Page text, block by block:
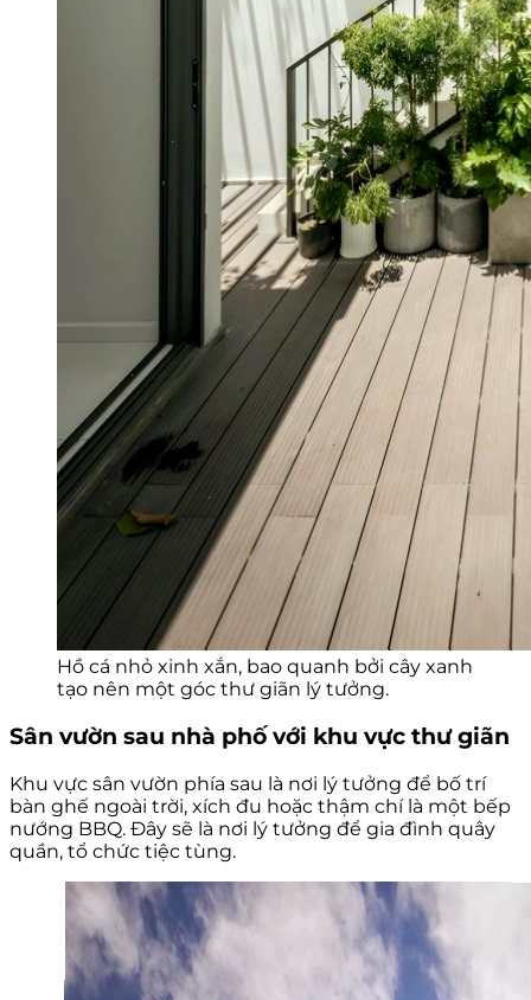
Hồ cá nhỏ xinh xắn, bao quanh bởi cây xanh
tạo nên một góc thư giãn lý tưởng.
Sân vườn sau nhà phố với khu vực thư giãn
Khu vực sân vườn phía sau là nơi lý tưởng để bố trí
bàn ghế ngoài trời, xích đu hoặc thậm chí là một bếp
nướng BBQ. Đây sẽ là nơi lý tưởng để gia đình quây
quần, tổ chức tiệc tùng.